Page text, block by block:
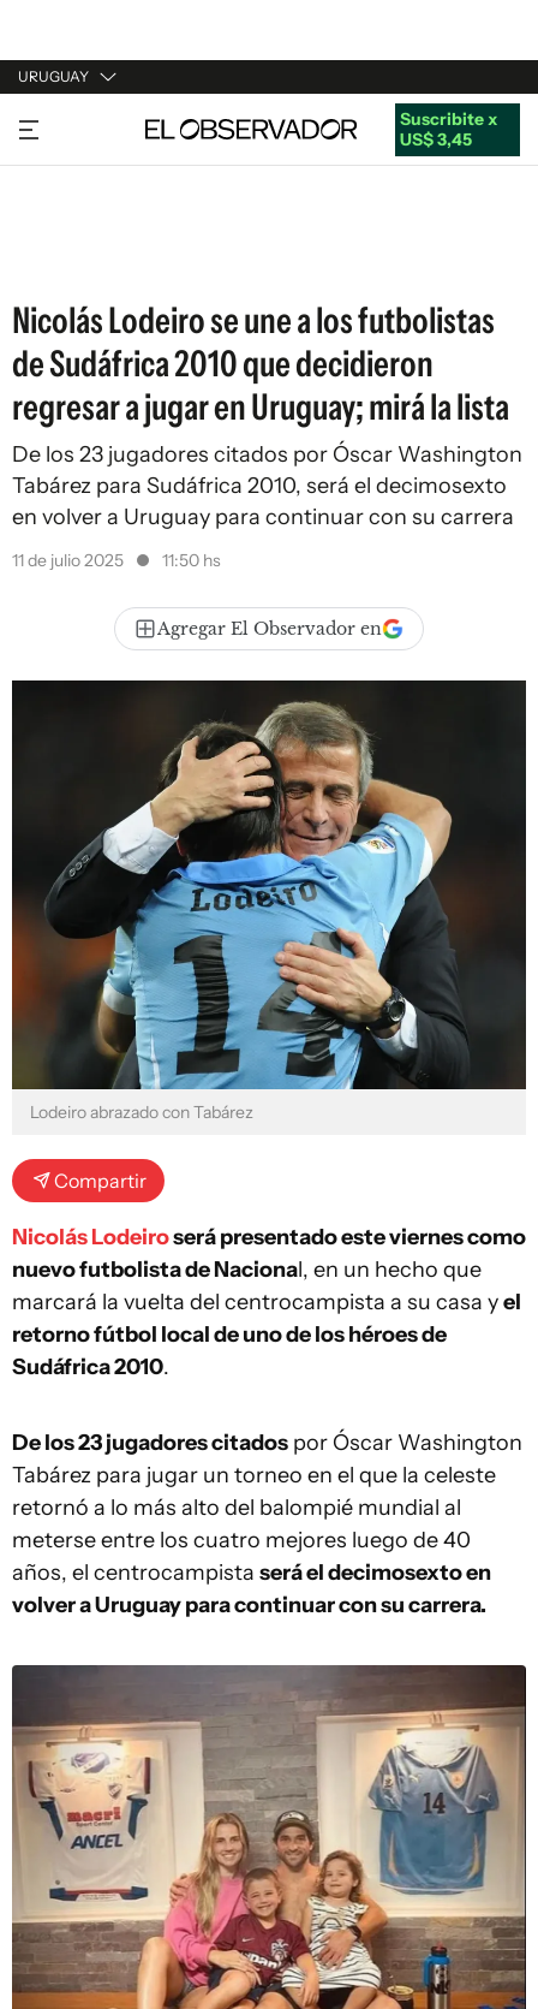
URUGUAY
URUGUAY
ARGENTINA
Suscribite x
US$ 3,45
Nicolás Lodeiro se une a los futbolistas
de Sudáfrica 2010 que decidieron
regresar a jugar en Uruguay; mirá la lista
De los 23 jugadores citados por Óscar Washington
Tabárez para Sudáfrica 2010, será el decimosexto
en volver a Uruguay para continuar con su carrera
11 de julio 2025 11:50 hs
Agregar El Observador en
Lodeiro abrazado con Tabárez
Compartir
Nicolás Lodeiroserá presentado este viernes como
nuevo futbolista de Nacional, en un hecho que
marcará la vuelta del centrocampista a su casa yel
retorno fútbol local de uno de los héroes de
Sudáfrica 2010.
De los 23 jugadores citados por Óscar Washington
Tabárez para jugar un torneo en el que la celeste
retornó a lo más alto del balompié mundial al
meterse entre los cuatro mejores luego de 40
años, el centrocampista será el decimosexto en
volver a Uruguay para continuar con su carrera.